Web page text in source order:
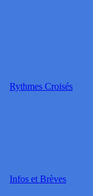
Rythmes Croisés
Infos et Brèves